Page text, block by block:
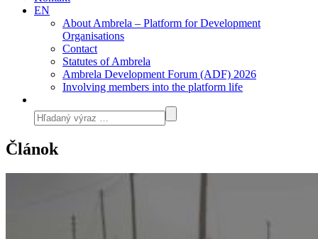
EN
About Ambrela – Platform for Development
Organisations
Contact
Statutes of Ambrela
Ambrela Development Forum (ADF) 2026
Involving members into the platform life
Článok